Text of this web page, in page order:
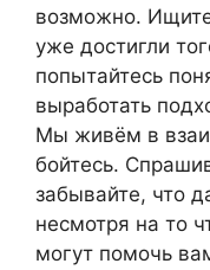
возможно.
уже достигли
попытайтесь
выработать
Мы живём в
бойтесь.
забывайте, что
несмотря на то
могут помочь